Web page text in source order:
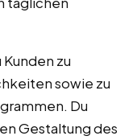
zu
sowie zu
Du
Gestaltung des